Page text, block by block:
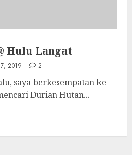
Hulu Langat
2019 2
saya berkesempatan ke
Durian Hutan...